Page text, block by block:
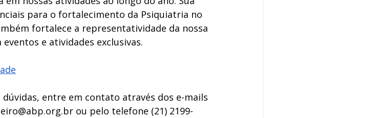
para o fortalecimento da Psiquiatria no
fortalece a representatividade da nossa
e atividades exclusivas.
entre em contato através dos e-mails
ou pelo telefone (21) 2199-